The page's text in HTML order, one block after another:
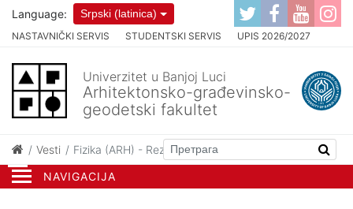
NAVIGACIJA
NASTAVNIČKI SERVIS STUDENTSKI SERVIS UPIS 2026/2027
Language: Srpski (latinica)
Univerzitet u Banjoj Luci
Arhitektonsko-građevinsko-
geodetski fakultet
Vesti Fizika (ARH) - Rezultati 2. računskog testa